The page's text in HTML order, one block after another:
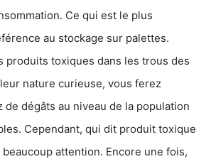
Ce qui est le plus
au stockage sur palettes.
produits toxiques dans les trous des
nature curieuse, vous ferez
dégâts au niveau de la population
Cependant, qui dit produit toxique
attention. Encore une fois,